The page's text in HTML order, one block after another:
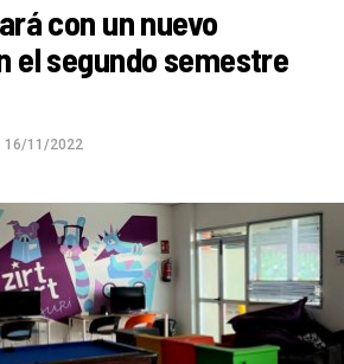
con un nuevo
el segundo semestre
16/11/2022